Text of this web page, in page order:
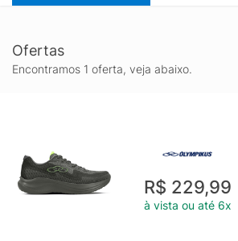
Ofertas
Encontramos 1 oferta, veja abaixo.
R$ 229,99
à vista ou até 6x